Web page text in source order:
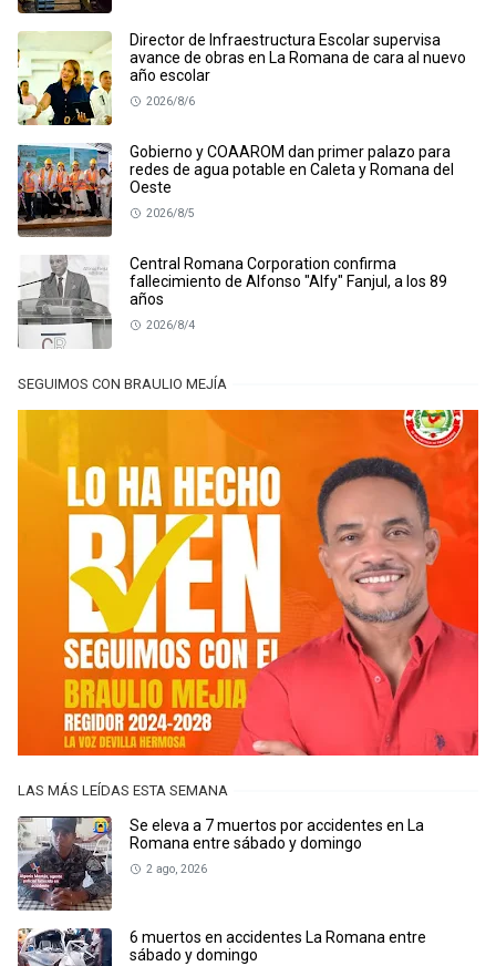
Director de Infraestructura Escolar supervisa
avance de obras en La Romana de cara al nuevo
año escolar
2026/8/6
Gobierno y COAAROM dan primer palazo para
redes de agua potable en Caleta y Romana del
Oeste
2026/8/5
Central Romana Corporation confirma
fallecimiento de Alfonso "Alfy" Fanjul, a los 89
años
2026/8/4
SEGUIMOS CON BRAULIO MEJÍA
LAS MÁS LEÍDAS ESTA SEMANA
Se eleva a 7 muertos por accidentes en La
Romana entre sábado y domingo
2 ago, 2026
6 muertos en accidentes La Romana entre
sábado y domingo